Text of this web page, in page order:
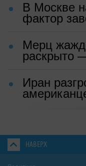
В Москве
фактор
Мерц
раскрыто
Иран
НАВЕРХ